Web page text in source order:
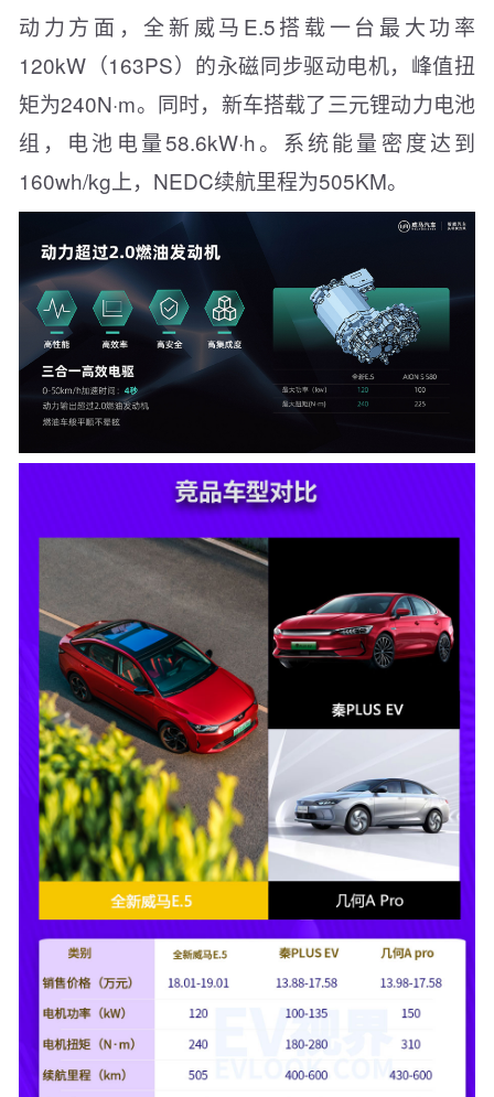
动力方面，全新威马E.5搭载一台最大功率
120kW（163PS）的永磁同步驱动电机，峰值扭
矩为240N·m。同时，新车搭载了三元锂动力电池
组，电池电量58.6kW·h。系统能量密度达到
160wh/kg上，NEDC续航里程为505KM。